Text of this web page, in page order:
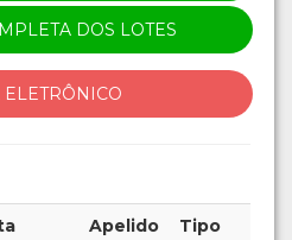
DOS LOTES
ELETRÔNICO
Apelido Tipo